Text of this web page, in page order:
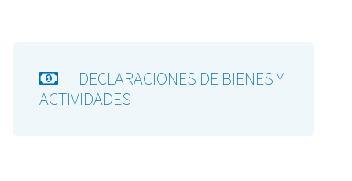
DECLARACIONES DE BIENES Y
ACTIVIDADES